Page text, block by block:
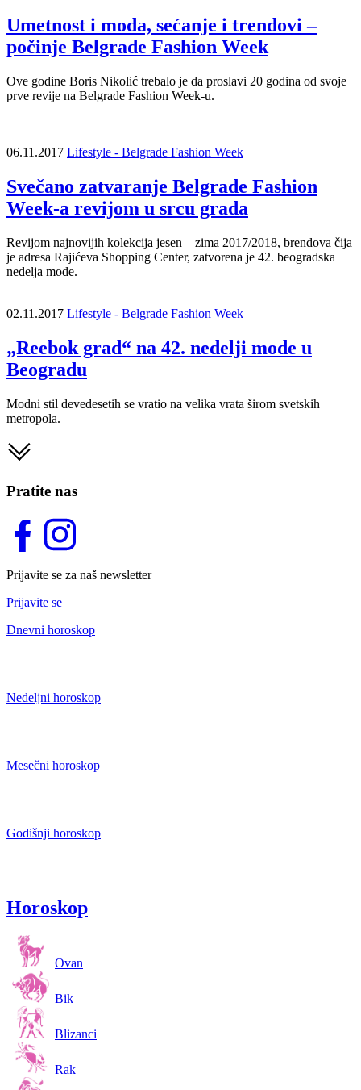
Umetnost i moda, sećanje i trendovi –
počinje Belgrade Fashion Week
Ove godine Boris Nikolić trebalo je da proslavi 20 godina od svoje
prve revije na Belgrade Fashion Week-u.
06.11.2017 Lifestyle - Belgrade Fashion Week
Svečano zatvaranje Belgrade Fashion
Week-a revijom u srcu grada
Revijom najnovijih kolekcija jesen – zima 2017/2018, brendova čija
je adresa Rajićeva Shopping Center, zatvorena je 42. beogradska
nedelja mode.
02.11.2017 Lifestyle - Belgrade Fashion Week
„Reebok grad“ na 42. nedelji mode u
Beogradu
Modni stil devedesetih se vratio na velika vrata širom svetskih
metropola.
Pratite nas
Prijavite se za naš newsletter
Prijavite se
Dnevni horoskop
Nedeljni horoskop
Mesečni horoskop
Godišnji horoskop
Horoskop
Ovan
Bik
Blizanci
Rak